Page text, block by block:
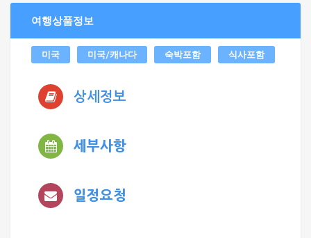
여행상품정보
미국 미국/캐나다 숙박포함 식사포함
상세정보
세부사항
일정요청